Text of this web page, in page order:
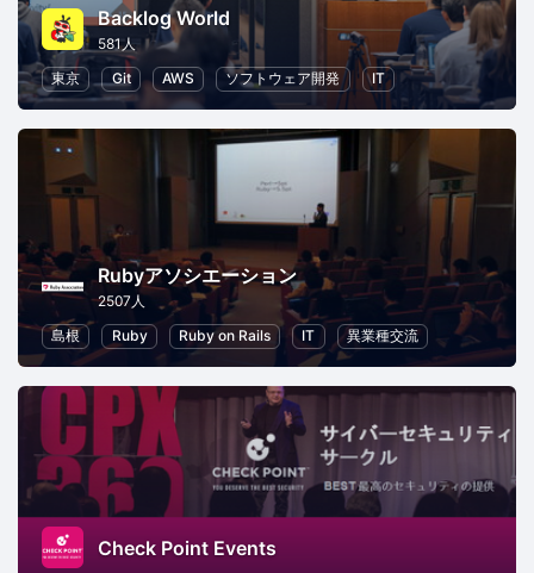
Backlog World
581人
東京
Git AWS ソフトウェア開発 IT
Rubyアソシエーション
2507人
島根
Ruby Ruby on Rails IT 異業種交流
Check Point Events